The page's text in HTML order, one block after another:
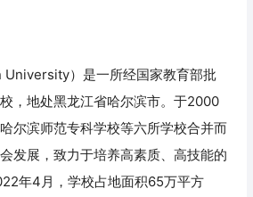
University）是一所经国家教育部批
，地处黑龙江省哈尔滨市。于2000
尔滨师范专科学校等六所学校合并而
发展，致力于培养高素质、高技能的
年4月，学校占地面积65万平方